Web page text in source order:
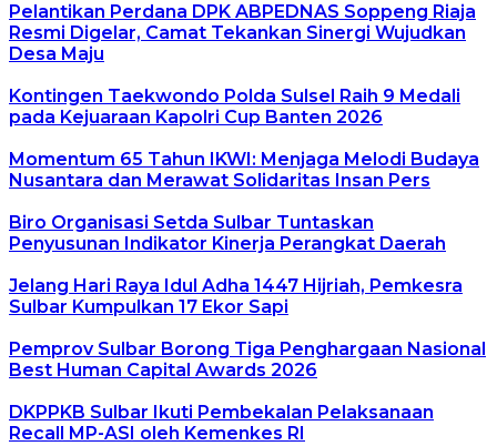
Pelantikan Perdana DPK ABPEDNAS Soppeng Riaja
Resmi Digelar, Camat Tekankan Sinergi Wujudkan
Desa Maju
Kontingen Taekwondo Polda Sulsel Raih 9 Medali
pada Kejuaraan Kapolri Cup Banten 2026
Momentum 65 Tahun IKWI: Menjaga Melodi Budaya
Nusantara dan Merawat Solidaritas Insan Pers
Biro Organisasi Setda Sulbar Tuntaskan
Penyusunan Indikator Kinerja Perangkat Daerah
Jelang Hari Raya Idul Adha 1447 Hijriah, Pemkesra
Sulbar Kumpulkan 17 Ekor Sapi
Pemprov Sulbar Borong Tiga Penghargaan Nasional
Best Human Capital Awards 2026
DKPPKB Sulbar Ikuti Pembekalan Pelaksanaan
Recall MP-ASI oleh Kemenkes RI